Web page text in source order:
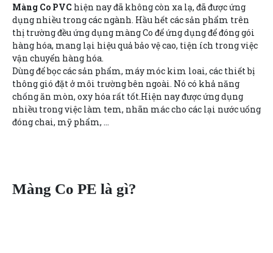
Màng Co PVC hiện nay đã không còn xa lạ, đã được ứng
dụng nhiều trong các ngành. Hầu hết các sản phẩm trên
thị trường đều ứng dụng màng Co để ứng dụng để đóng gói
hàng hóa, mang lại hiệu quả bảo vệ cao, tiện ích trong việc
vận chuyển hàng hóa.
Dùng để bọc các sản phẩm, máy móc kim loai, các thiết bị
thông gió đặt ở môi trường bên ngoài. Nó có khả năng
chống ăn mòn, oxy hóa rất tốt.Hiện nay được ứng dụng
nhiều trong việc làm tem, nhãn mác cho các lại nước uống
đóng chai, mỹ phẩm, …
Màng Co PE là gì?